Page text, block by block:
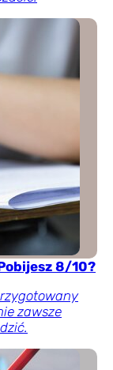
8/10?
zawsze